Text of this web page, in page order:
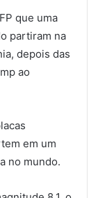
que uma
partiram na
depois das
ao
em um
no mundo.